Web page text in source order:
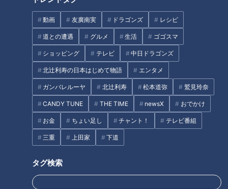
動画 友廣南実 ドラゴンズ レシピ
道との遭遇 グルメ 生活 ゴゴスマ
ショッピング テレビ 中日ドラゴンズ
北辻利寿の日本はじめて物語 エンタメ
ガンバレルーヤ 北辻利寿 松本道弥 鷲見玲奈
CANDY TUNE THE TIME newsX おでかけ
お金 ちょい足し チャント！ テレビ番組
三重 上田家 下道
タグ検索
中日・大野雄大が16年目で「過
去一番いい投球」 根尾昂も完璧
リリーフでアピール合戦白熱
中日・石川昂弥選手がヤクルト
戦で2安打2打点！「ストレート
を一球で仕留める…」ホームラ
ンで魅せた4番の存在感！
タグ
スポーツ 中日ドラゴンズ サンデードラゴンズ
サンドラを観られなかった全国のドラ友と共有したい番組のコト